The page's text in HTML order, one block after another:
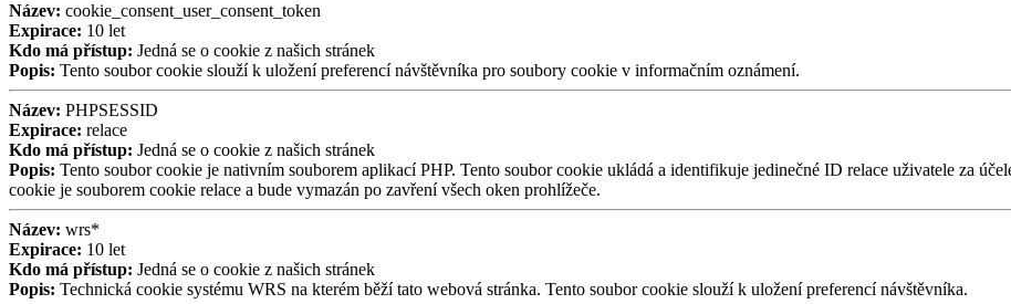
Název: cookie_consent_user_consent_token
Expirace: 10 let
Kdo má přístup: Jedná se o cookie z našich stránek
Popis: Tento soubor cookie slouží k uložení preferencí návštěvníka pro soubory cookie v informačním oznámení.
Název: PHPSESSID
Expirace: relace
Kdo má přístup: Jedná se o cookie z našich stránek
Popis: Tento soubor cookie je nativním souborem aplikací PHP. Tento soubor cookie ukládá a identifikuje jedinečné ID relace uživatele za
cookie je souborem cookie relace a bude vymazán po zavření všech oken prohlížeče.
Název: wrs*
Expirace: 10 let
Kdo má přístup: Jedná se o cookie z našich stránek
Popis: Technická cookie systému WRS na kterém běží tato webová stránka. Tento soubor cookie slouží k uložení preferencí návštěvníka.